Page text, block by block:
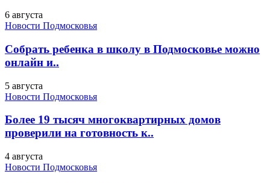
6 августа
Новости Подмосковья
Собрать ребенка в школу в Подмосковье можно
онлайн и..
5 августа
Новости Подмосковья
Более 19 тысяч многоквартирных домов
проверили на готовность к..
4 августа
Новости Подмосковья